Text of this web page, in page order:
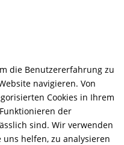
die Benutzererfahrung zu
navigieren. Von
Cookies in Ihrem
der
sind. Wir verwenden
helfen, zu analysieren